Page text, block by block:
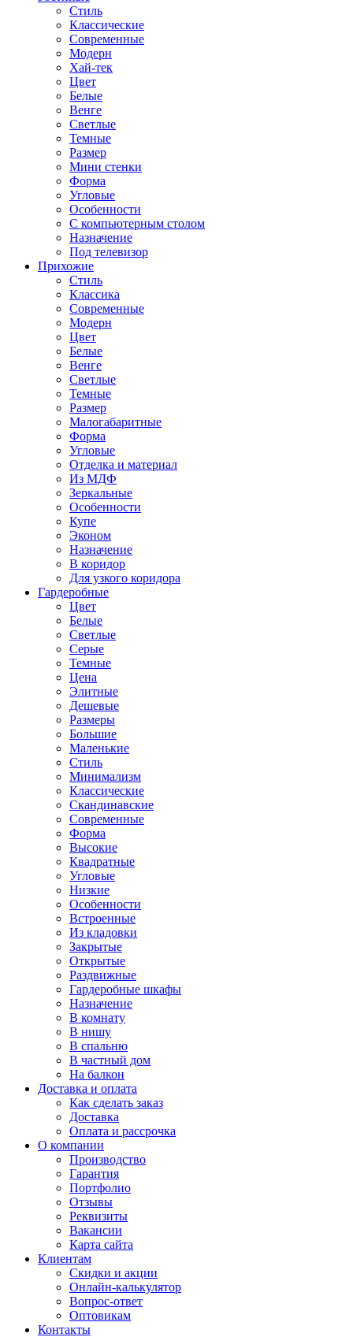
Стиль
Классические
Современные
Модерн
Хай-тек
Цвет
Белые
Венге
Светлые
Темные
Размер
Мини стенки
Форма
Угловые
Особенности
С компьютерным столом
Назначение
Под телевизор
Прихожие
Стиль
Классика
Современные
Модерн
Цвет
Белые
Венге
Светлые
Темные
Размер
Малогабаритные
Форма
Угловые
Отделка и материал
Из МДФ
Зеркальные
Особенности
Купе
Эконом
Назначение
В коридор
Для узкого коридора
Гардеробные
Цвет
Белые
Светлые
Серые
Темные
Цена
Элитные
Дешевые
Размеры
Большие
Маленькие
Стиль
Минимализм
Классические
Скандинавские
Современные
Форма
Высокие
Квадратные
Угловые
Низкие
Особенности
Встроенные
Из кладовки
Закрытые
Открытые
Раздвижные
Гардеробные шкафы
Назначение
В комнату
В нишу
В спальню
В частный дом
На балкон
Доставка и оплата
Как сделать заказ
Доставка
Оплата и рассрочка
О компании
Производство
Гарантия
Портфолио
Отзывы
Реквизиты
Вакансии
Карта сайта
Клиентам
Скидки и акции
Онлайн-калькулятор
Вопрос-ответ
Оптовикам
Контакты